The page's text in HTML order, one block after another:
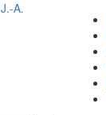
J.-A.